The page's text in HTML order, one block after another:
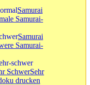
Samurai
Samurai-
Samurai
Samurai-
SchwerSehr
drucken